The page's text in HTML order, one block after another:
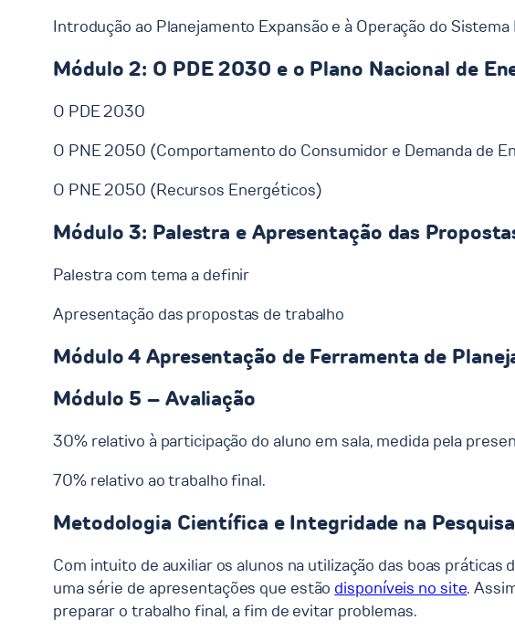
Introdução ao Planejamento Expansão e à Operação do
Módulo 2: O PDE 2030 e o Plano Nacional de
O PDE 2030
O PNE 2050 (Comportamento do Consumidor e Demanda de
O PNE 2050 (Recursos Energéticos)
Módulo 3: Palestra e Apresentação das
Palestra com tema a definir
Apresentação das propostas de trabalho
Módulo 4 Apresentação de Ferramenta de
Módulo 5 – Avaliação
30% relativo à participação do aluno em sala, medida pela
70% relativo ao trabalho final.
Metodologia Científica e Integridade na
Com intuito de auxiliar os alunos na utilização das boas
uma série de apresentações que estão disponíveis no site.
preparar o trabalho final, a fim de evitar problemas.